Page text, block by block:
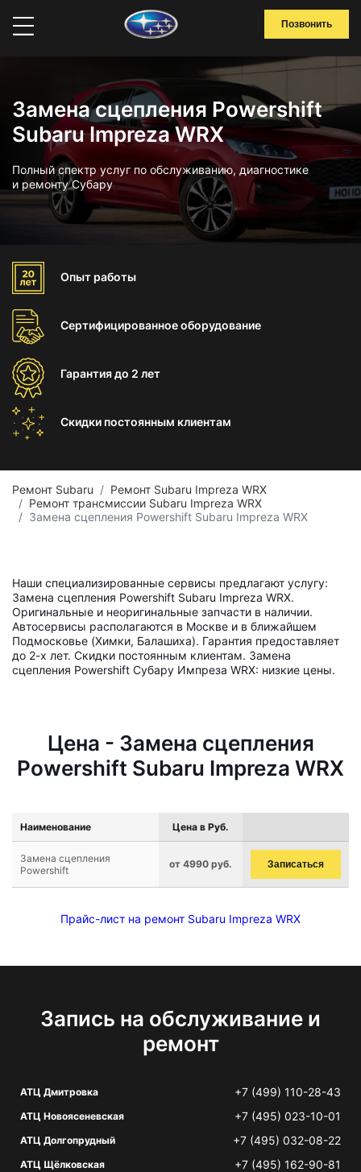
Позвонить
Замена сцепления Powershift
Subaru Impreza WRX
Полный спектр услуг по обслуживанию, диагностике
и ремонту Субару
Опыт работы
Сертифицированноеоборудование
Гарантиядо 2 лет
Скидки постоянным клиентам
Ремонт Subaru
Ремонт Subaru Impreza WRX
Ремонт трансмиссии Subaru Impreza WRX
Замена сцепления Powershift Subaru Impreza WRX
Наши специализированные сервисы предлагают услугу:
Замена сцепления Powershift Subaru Impreza WRX.
Оригинальные и неоригинальные запчасти в наличии.
Автосервисы располагаются в Москве и в ближайшем
Подмосковье (Химки, Балашиха). Гарантия предоставляет
до 2-х лет. Скидки постоянным клиентам. Замена
сцепления Powershift Субару Импреза WRX: низкие цены.
Цена - Замена сцепления
Powershift Subaru Impreza WRX
Наименование Цена в Руб.
Замена сцепления
Powershift
от 4990 руб. Записаться
Прайс-лист на ремонт Subaru Impreza WRX
Запись на обслуживание и
ремонт
АТЦ Дмитровка +7 (499) 110-28-43
АТЦ Новоясеневская +7 (495) 023-10-01
АТЦ Долгопрудный +7 (495) 032-08-22
АТЦ Щёлковская +7 (495) 162-90-81